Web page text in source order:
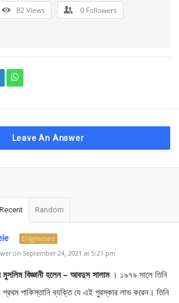
82Views 0 Followers
Leave An Answer
Recent Random
Enlightened
on September 24, 2021 at 5:21 pm
বিজ্ঞানী হলেন – আবদুস সালাম। ১৯৭৯ সালে তিনি
পাকিস্তানি ব্যক্তি যে এই পুরস্কার লাভ করেন। তিনি